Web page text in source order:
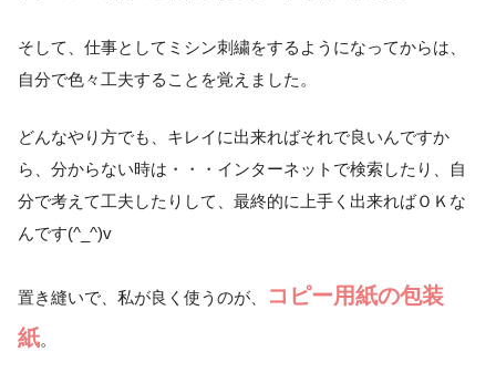
そして、仕事としてミシン刺繍をするようになってからは、
自分で色々工夫することを覚えました。
どんなやり方でも、キレイに出来ればそれで良いんですか
ら、分からない時は・・・インターネットで検索したり、自
分で考えて工夫したりして、最終的に上手く出来ればＯＫな
んです(^_^)v
置き縫いで、私が良く使うのが、
コピー用紙の包装
紙。